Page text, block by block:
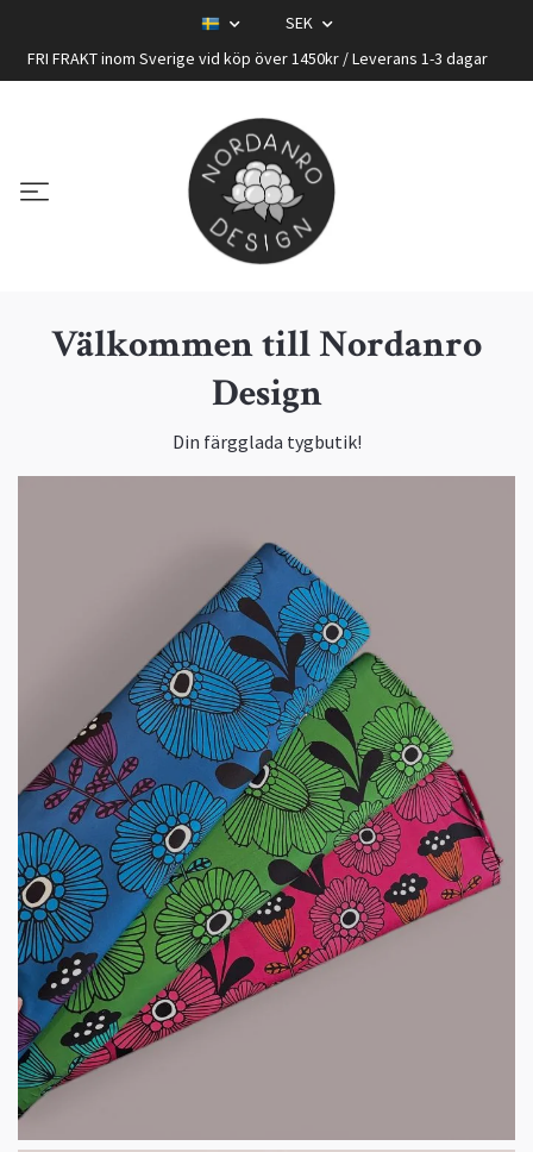
SEK
FRI FRAKT inom Sverige vid köp över 1450kr / Leverans 1-3 dagar
Välkommen till Nordanro
Design
Din färgglada tygbutik!